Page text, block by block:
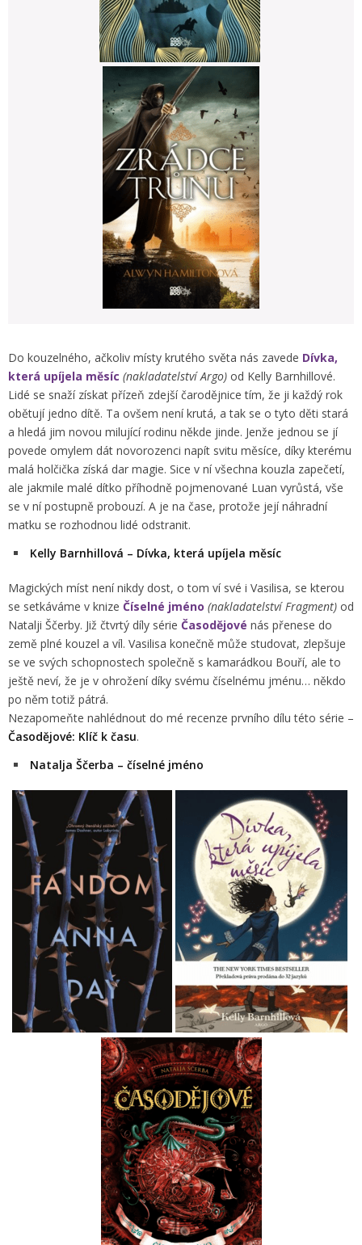
Do kouzelného, ačkoliv místy krutého světa nás zavede Dívka,
která upíjela měsíc (nakladatelství Argo) od Kelly Barnhillové.
Lidé se snaží získat přízeň zdejší čarodějnice tím, že ji každý rok
obětují jedno dítě. Ta ovšem není krutá, a tak se o tyto děti stará
a hledá jim novou milující rodinu někde jinde. Jenže jednou se jí
povede omylem dát novorozenci napít svitu měsíce, díky kterému
malá holčička získá dar magie. Sice v ní všechna kouzla zapečetí,
ale jakmile malé dítko příhodně pojmenované Luan vyrůstá, vše
se v ní postupně probouzí. A je na čase, protože její náhradní
matku se rozhodnou lidé odstranit.
Kelly Barnhillová – Dívka, která upíjela měsíc
Magických míst není nikdy dost, o tom ví své i Vasilisa, se kterou
se setkáváme v knize Číselné jméno (nakladatelství Fragment) od
Natalji Ščerby. Již čtvrtý díly série Časodějové nás přenese do
země plné kouzel a víl. Vasilisa konečně může studovat, zlepšuje
se ve svých schopnostech společně s kamarádkou Bouří, ale to
ještě neví, že je v ohrožení díky svému číselnému jménu… někdo
po něm totiž pátrá.
Nezapomeňte nahlédnout do mé recenze prvního dílu této série –
Časodějové: Klíč k času.
Natalja Ščerba – číselné jméno